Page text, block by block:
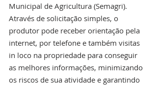
Municipal de Agricultura (Semagri).
Através de solicitação simples, o
produtor pode receber orientação pela
internet, por telefone e também visitas
in loco na propriedade para conseguir
as melhores informações, minimizando
os riscos de sua atividade e garantindo